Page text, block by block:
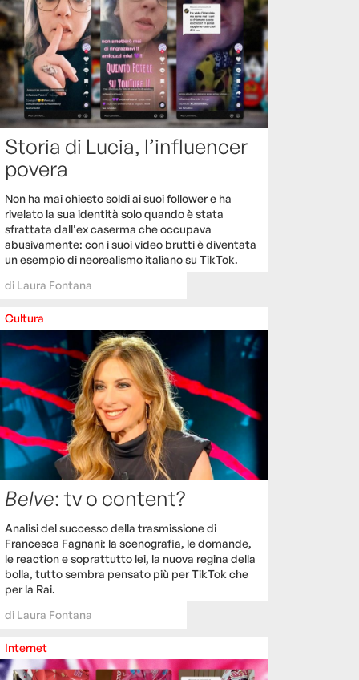
Storia di Lucia, l’influencer
povera
Non ha mai chiesto soldi ai suoi follower e ha
rivelato la sua identità solo quando è stata
sfrattata dall'ex caserma che occupava
abusivamente: con i suoi video brutti è diventata
un esempio di neorealismo italiano su TikTok.
di Laura Fontana
Cultura
Belve: tv o content?
Analisi del successo della trasmissione di
Francesca Fagnani: la scenografia, le domande,
le reaction e soprattutto lei, la nuova regina della
bolla, tutto sembra pensato più per TikTok che
per la Rai.
di Laura Fontana
Internet